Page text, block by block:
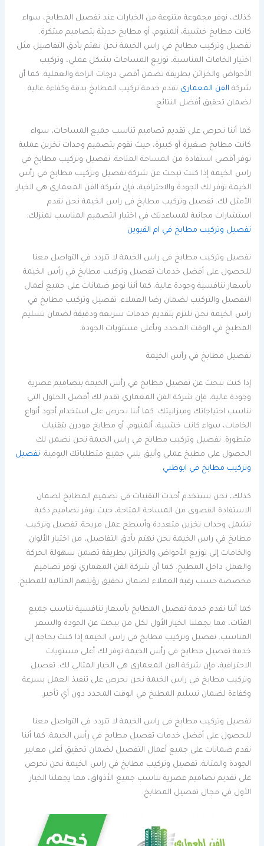
كذلك، نوفر مجموعة متنوعة من الخيارات عند تفصيل المطابخ، سواء
كانت مطابخ خشبية، ألمنيوم، أو مطابخ حديثة بتصاميم مبتكرة.
تفصيل وتركيب مطابخ في راس الخيمة نحن نهتم بأدق التفاصيل مثل
اختيار الخامات المناسبة، توزيع المساحات بشكل عملي، وتركيب
الأحواض والخزائن بطريقة تضمن أقصى درجات الراحة والعملية. كما أن
شركة الفن المعماري تقدم خدمة تركيب المطابخ بدقة وكفاءة عالية
لضمان تحقيق أفضل النتائج.
كما أننا نحرص على تقديم تصاميم تناسب جميع المساحات، سواء
كانت مطابخ صغيرة أو كبيرة، حيث نقوم بتصميم وحدات تخزين عملية
توفر أقصى استفادة من المساحة المتاحة. تفصيل وتركيب مطابخ في
راس الخيمة إذا كنت تبحث عن شركة تفصيل وتركيب مطابخ في رأس
الخيمة توفر لك الجودة والاحترافية، فإن شركة الفن المعماري هي الخيار
الأمثل لك. تفصيل وتركيب مطابخ في راس الخيمة نحن نقدم
استشارات مجانية لمساعدتك في اختيار التصميم المناسب لمنزلك.
تفصيل وتركيب مطابخ في ام القيوين
تفصيل وتركيب مطابخ في راس الخيمة لا تتردد في التواصل معنا
للحصول على أفضل خدمات تفصيل وتركيب مطابخ في رأس الخيمة
بأسعار تنافسية وجودة عالية. كما أننا نوفر ضمانات على جميع أعمال
التفصيل والتركيب لضمان رضا العملاء. تفصيل وتركيب مطابخ في
راس الخيمة نحن نلتزم بتقديم خدمات سريعة ودقيقة لضمان تسليم
المطبخ في الوقت المحدد وبأعلى مستويات الجودة.
تفصيل مطابخ في رأس الخيمة
إذا كنت تبحث عن تفصيل مطابخ في رأس الخيمة بتصاميم عصرية
وجودة عالية، فإن شركة الفن المعماري تقدم لك أفضل الحلول التي
تناسب احتياجاتك وميزانيتك. كما أننا نحرص على استخدام أجود أنواع
الخامات، سواء كانت خشبية، ألمنيوم، أو مطابخ مودرن بتقنيات
متطورة. تفصيل وتركيب مطابخ في راس الخيمة نحن نضمن لك
الحصول على مطبخ عملي وأنيق يلبي جميع متطلباتك اليومية. تفصيل
وتركيب مطابخ في ابوظبي
كذلك، نحن نستخدم أحدث التقنيات في تصميم المطابخ لضمان
الاستفادة القصوى من المساحة المتاحة، حيث نوفر تصاميم ذكية
تشمل وحدات تخزين متعددة وأسطح عمل مريحة. تفصيل وتركيب
مطابخ في راس الخيمة نحن نهتم بأدق التفاصيل، من اختيار الألوان
والخامات إلى توزيع الأحواض والخزائن بطريقة تضمن سهولة الحركة
والعمل داخل المطبخ. كما أن شركة الفن المعماري توفر تصاميم
مخصصة حسب رغبة العملاء لضمان تحقيق رؤيتهم المثالية للمطبخ.
كما أننا نقدم خدمة تفصيل المطابخ بأسعار تنافسية تناسب جميع
الفئات، مما يجعلنا الخيار الأول لكل من يبحث عن الجودة والسعر
المناسب. تفصيل وتركيب مطابخ في راس الخيمة إذا كنت بحاجة إلى
خدمة تفصيل مطابخ في رأس الخيمة توفر لك أعلى مستويات
الاحترافية، فإن شركة الفن المعماري هي الخيار المثالي لك. تفصيل
وتركيب مطابخ في راس الخيمة نحن نحرص على تنفيذ العمل بسرعة
وكفاءة لضمان تسليم المطبخ في الوقت المحدد دون أي تأخير.
تفصيل وتركيب مطابخ في راس الخيمة لا تتردد في التواصل معنا
للحصول على أفضل خدمات تفصيل مطابخ في رأس الخيمة. كما أننا
نقدم ضمانات على جميع أعمال التفصيل لضمان تحقيق أعلى معايير
الجودة والمتانة. تفصيل وتركيب مطابخ في راس الخيمة نحن نحرص
على تقديم تصاميم عصرية تناسب جميع الأذواق، مما يجعلنا الخيار
الأول في مجال تفصيل المطابخ.